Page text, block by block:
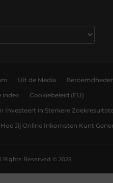
Uit de Media
index Cookiebeleid (EU)
Investeert in Sterkere
Jij Online Inkomsten Kunt
Rights Reserved © 2025